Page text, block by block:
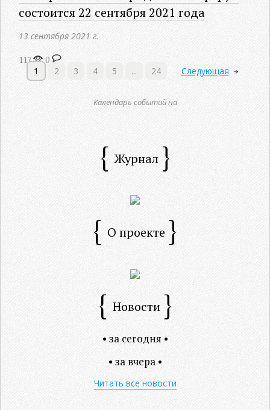
состоится 22 сентября 2021 года
13 сентября 2021 г.
117
0
1
2 3 4 5 ... 24 Следующая
Календарь событий на
Журнал
О проекте
Новости
• за сегодня •
• за вчера •
Читать все новости